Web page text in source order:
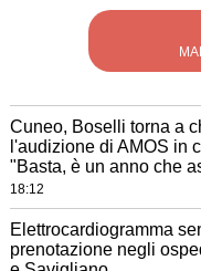
Cuneo, Boselli torna a
l'audizione di AMOS in
"Basta, è un anno che
18:12
Elettrocardiogramma
prenotazione negli